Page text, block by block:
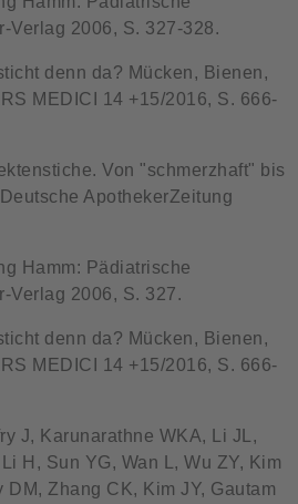
Verlag 2006, S. 327-328.
denn da? Mücken, Bienen,
MEDICI 14 +15/2016, S. 666-
Von "schmerzhaft" bis
ApothekerZeitung
Hamm: Pädiatrische
Verlag 2006, S. 327.
denn da? Mücken, Bienen,
MEDICI 14 +15/2016, S. 666-
J, Karunarathne WKA, Li JL,
H, Sun YG, Wan L, Wu ZY, Kim
DM, Zhang CK, Kim JY, Gautam